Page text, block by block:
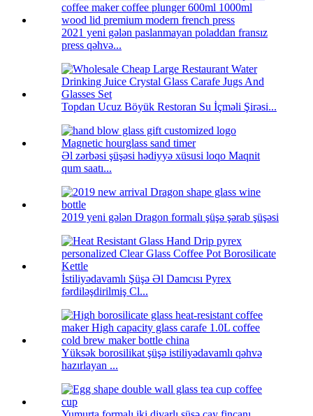
2021 yeni gələn paslanmayan poladdan fransız
press qəhvə...
Topdan Ucuz Böyük Restoran Su İçməli Şirəsi...
Əl zərbəsi şüşəsi hədiyyə xüsusi loqo Maqnit
qum saatı...
2019 yeni gələn Dragon formalı şüşə şərab şüşəsi
İstiliyədavamlı Şüşə Əl Damcısı Pyrex
fərdiləşdirilmiş Cl...
Yüksək borosilikat şüşə istiliyədavamlı qəhvə
hazırlayan ...